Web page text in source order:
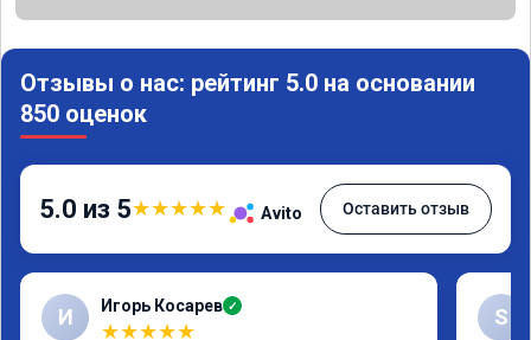
Отзывы о нас: рейтинг 5.0 на основании
850 оценок
5.0 из 5★★★★★ Avito Оставить отзыв
И Игорь Косарев ✓
★★★★★
S